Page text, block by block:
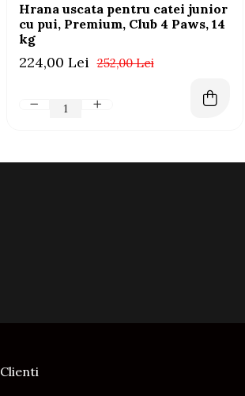
Hrana uscata pentru catei junior
cu pui, Premium, Club 4 Paws, 14
kg
252,00 Lei
224,00 Lei
Clienti